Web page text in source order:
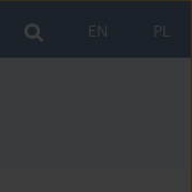
PL
EN